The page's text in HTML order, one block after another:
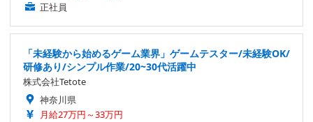
正社員
「未経験から始めるゲーム業界」ゲームテスター/未経験OK/
研修あり/シンプル作業/20~30代活躍中
株式会社Tetote
神奈川県
月給27万円～33万円